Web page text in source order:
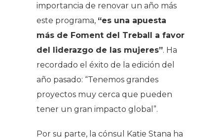
importancia de renovar un año más
este programa, “es una apuesta
más de Foment del Treball a favor
del liderazgo de las mujeres”. Ha
recordado el éxito de la edición del
año pasado: “Tenemos grandes
proyectos muy cerca que pueden
tener un gran impacto global”.
Por su parte, la cónsul Katie Stana ha